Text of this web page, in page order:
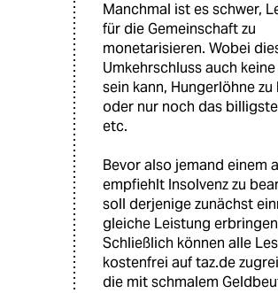
Manchmal ist es schwer,
für die Gemeinschaft zu
monetarisieren. Wobei
Umkehrschluss auch
sein kann, Hungerlöhne zu
oder nur noch das
etc.
Bevor also jemand einem
empfiehlt Insolvenz zu
soll derjenige zunächst
gleiche Leistung
Schließlich können alle
kostenfrei auf taz.de
die mit schmalem